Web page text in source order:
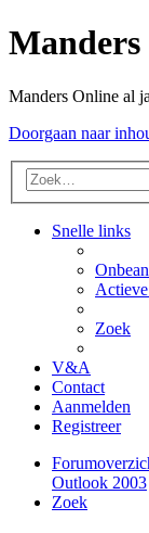
Manders Online al
Doorgaan naar
Snelle links
Zoek
V&A
Contact
Aanmelden
Registreer
Outlook 2003
Zoek